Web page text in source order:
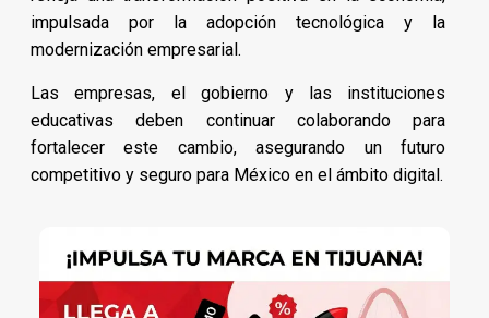
impulsada por la adopción tecnológica y la
modernización empresarial.
Las empresas, el gobierno y las instituciones
educativas deben continuar colaborando para
fortalecer este cambio, asegurando un futuro
competitivo y seguro para México en el ámbito digital.